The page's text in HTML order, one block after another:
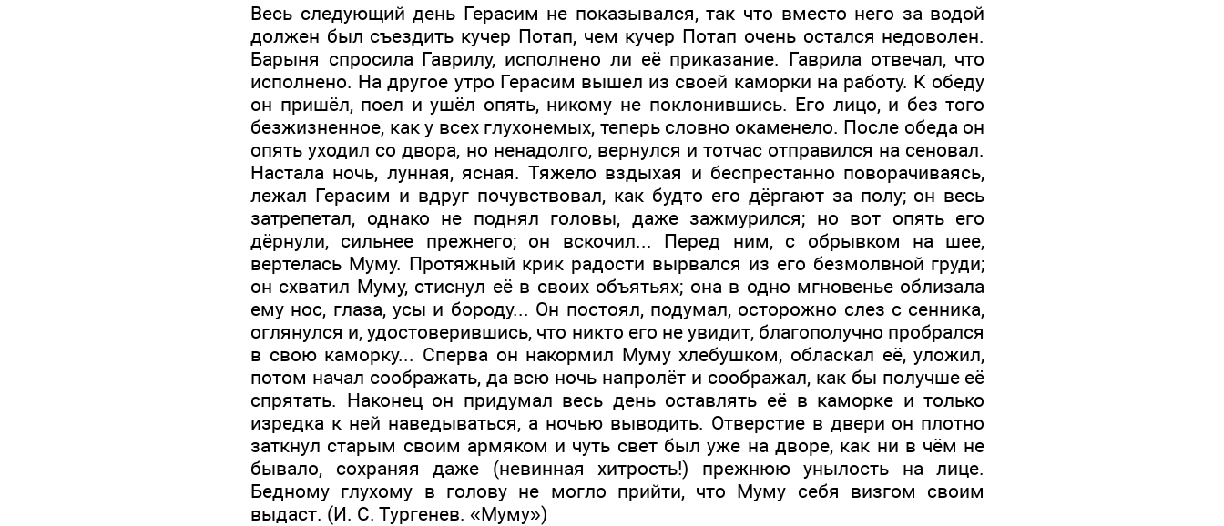
Весь следующий день Герасим не показывался, так что вместо него за водой
должен был съездить кучер Потап, чем кучер Потап очень остался недоволен.
Барыня спросила Гаврилу, исполнено ли её приказание. Гаврила отвечал, что
исполнено. На другое утро Герасим вышел из своей каморки на работу. К обеду
он пришёл, поел и ушёл опять, никому не поклонившись. Его лицо, и без того
безжизненное, как у всех глухонемых, теперь словно окаменело. После обеда он
опять уходил со двора, но ненадолго, вернулся и тотчас отправился на сеновал.
Настала ночь, лунная, ясная. Тяжело вздыхая и беспрестанно поворачиваясь,
лежал Герасим и вдруг почувствовал, как будто его дёргают за полу; он весь
затрепетал, однако не поднял головы, даже зажмурился; но вот опять его
дёрнули, сильнее прежнего; он вскочил... Перед ним, с обрывком на шее,
вертелась Муму. Протяжный крик радости вырвался из его безмолвной груди;
он схватил Муму, стиснул её в своих объятьях; она в одно мгновенье облизала
ему нос, глаза, усы и бороду... Он постоял, подумал, осторожно слез с сенника,
оглянулся и, удостоверившись, что никто его не увидит, благополучно пробрался
в свою каморку... Сперва он накормил Муму хлебушком, обласкал её, уложил,
потом начал соображать, да всю ночь напролёт и соображал, как бы получше её
спрятать. Наконец он придумал весь день оставлять её в каморке и только
изредка к ней наведываться, а ночью выводить. Отверстие в двери он плотно
заткнул старым своим армяком и чуть свет был уже на дворе, как ни в чём не
бывало, сохраняя даже (невинная хитрость!) прежнюю унылость на лице.
Бедному глухому в голову не могло прийти, что Муму себя визгом своим
выдаст. (И. С. Тургенев. «Муму»)